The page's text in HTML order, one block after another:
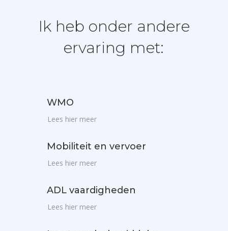
Ik heb onder andere
ervaring met:
WMO
Lees hier meer
Mobiliteit en vervoer
Lees hier meer
ADL vaardigheden
Lees hier meer